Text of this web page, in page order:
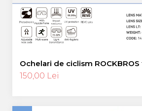
Ochelari de ciclism
anti-aburire UV400 reglabili
150,00 Lei